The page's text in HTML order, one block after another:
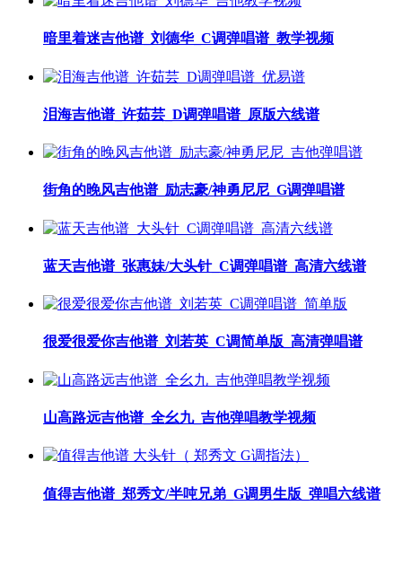
暗里着迷吉他谱_刘德华_C调弹唱谱_教学视频
泪海吉他谱_许茹芸_D调弹唱谱_原版六线谱
街角的晚风吉他谱_励志豪/神勇尼尼_G调弹唱谱
蓝天吉他谱_张惠妹/大头针_C调弹唱谱_高清六线谱
很爱很爱你吉他谱_刘若英_C调简单版_高清弹唱谱
山高路远吉他谱_全幺九_吉他弹唱教学视频
值得吉他谱_郑秀文/半吨兄弟_G调男生版_弹唱六线谱